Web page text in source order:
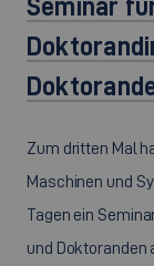
Zum dritten Mal
Maschinen und
Tagen ein
und Doktoranden